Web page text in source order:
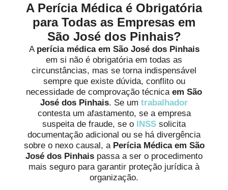
A Perícia Médica é Obrigatória
para Todas as Empresas em
São José dos Pinhais?
A perícia médica em São José dos Pinhais
em si não é obrigatória em todas as
circunstâncias, mas se torna indispensável
sempre que existe dúvida, conflito ou
necessidade de comprovação técnica em São
José dos Pinhais. Se um trabalhador
contesta um afastamento, se a empresa
suspeita de fraude, se o INSS solicita
documentação adicional ou se há divergência
sobre o nexo causal, a Perícia Médica em São
José dos Pinhais passa a ser o procedimento
mais seguro para garantir proteção jurídica à
organização.